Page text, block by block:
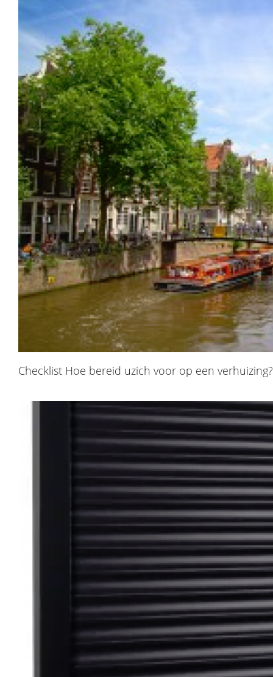
Checklist Hoe bereid uzich voor op een verhuizing?